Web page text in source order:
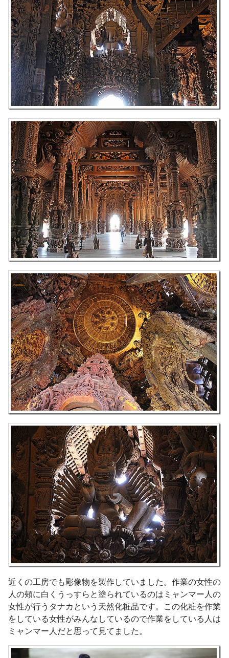
近くの工房でも彫像物を製作していました。作業の女性の
人の頰に白くうっすらと塗られているのはミャンマー人の
女性が行うタナカという天然化粧品です。この化粧を作業
をしている女性がみんなしているので作業をしている人は
ミャンマー人だと思って見てました。